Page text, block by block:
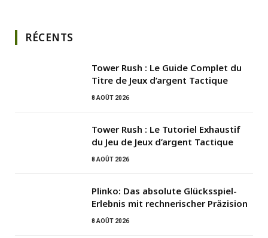
RÉCENTS
Tower Rush : Le Guide Complet du
Titre de Jeux d’argent Tactique
8 AOÛT 2026
Tower Rush : Le Tutoriel Exhaustif
du Jeu de Jeux d’argent Tactique
8 AOÛT 2026
Plinko: Das absolute Glücksspiel-
Erlebnis mit rechnerischer Präzision
8 AOÛT 2026